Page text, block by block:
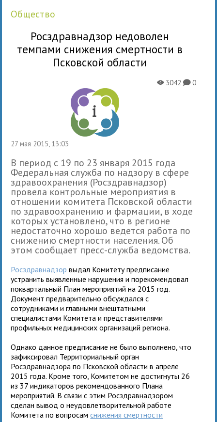
общество
Росздравнадзор недоволен
темпами снижения смертности в
Псковской области
27 мая 2015, 13:03
X3042K0
В период с 19 по 23 января 2015 года
Федеральная служба по надзору в сфере
здравоохранения (Росздравнадзор)
провела контрольные мероприятия в
отношении комитета Псковской области
по здравоохранению и фармации, в ходе
которых установлено, что в регионе
недостаточно хорошо ведется работа по
снижению смертности населения. Об
этом сообщает пресс-служба ведомства.
Росздравнадзор выдал Комитету предписание
устранить выявленные нарушения и порекомендовал
поквартальный План мероприятий на 2015 год.
Документ предварительно обсуждался с
сотрудниками и главными внештатными
специалистами Комитета и представителями
профильных медицинских организаций региона.
Однако данное предписание не было выполнено, что
зафиксировал Территориальный орган
Росздравнадзора по Псковской области в апреле
2015 года. Кроме того, Комитетом не достигнуты 26
из 37 индикаторов рекомендованного Плана
мероприятий. В связи с этим Росздравнадзором
сделан вывод о неудовлетворительной работе
Комитета по вопросамснижения смертности